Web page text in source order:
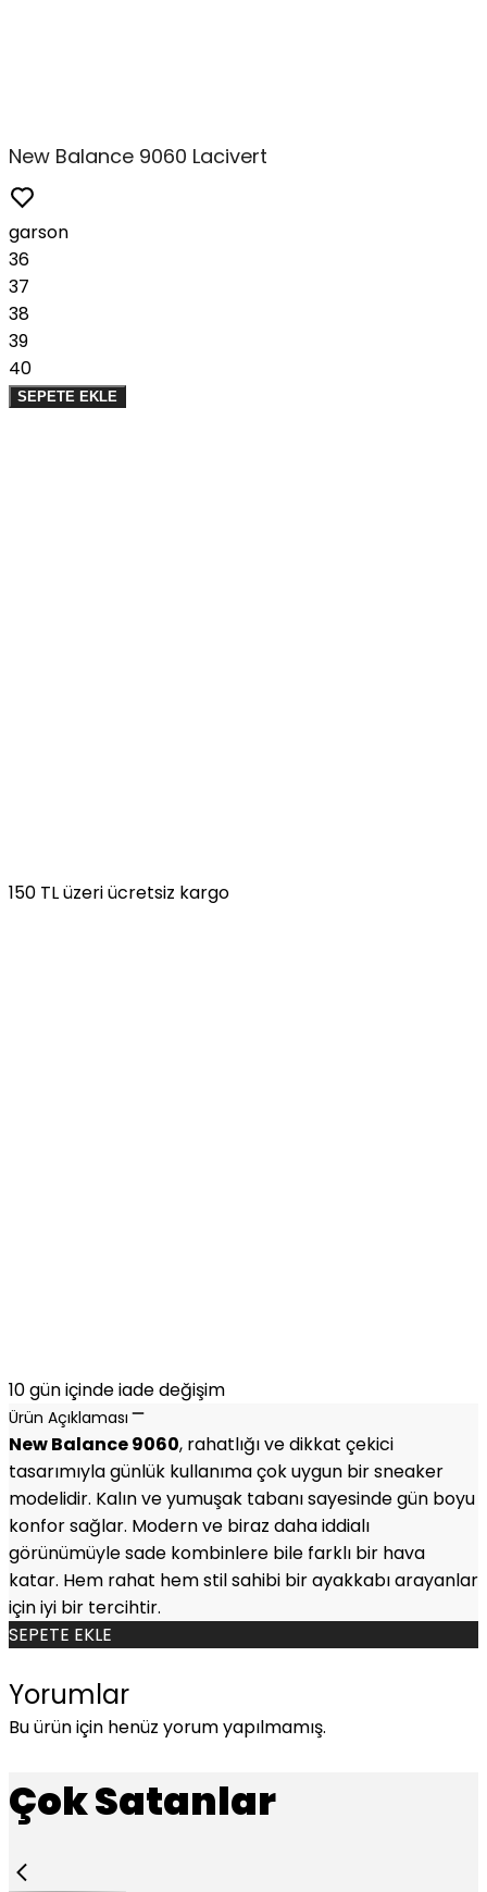
New Balance 9060 Lacivert
garson
36
37
38
39
40
SEPETE EKLE
150 TL üzeri ücretsiz kargo
10 gün içinde iade değişim
Ürün Açıklaması
New Balance 9060, rahatlığı ve dikkat çekici
tasarımıyla günlük kullanıma çok uygun bir sneaker
modelidir. Kalın ve yumuşak tabanı sayesinde gün boyu
konfor sağlar. Modern ve biraz daha iddialı
görünümüyle sade kombinlere bile farklı bir hava
katar. Hem rahat hem stil sahibi bir ayakkabı arayanlar
için iyi bir tercihtir.
SEPETE EKLE
Yorumlar
Bu ürün için henüz yorum yapılmamış.
Çok Satanlar